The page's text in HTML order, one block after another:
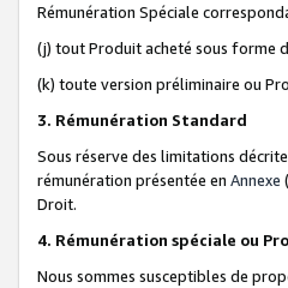
Rémunération Spéciale
(j) tout Produit acheté sous forme
(k) toute version préliminaire ou
3. Rémunération Standard
Sous réserve des limitations
rémunération présentée en Annexe
Droit.
4. Rémunération spéciale ou
Nous sommes susceptibles de